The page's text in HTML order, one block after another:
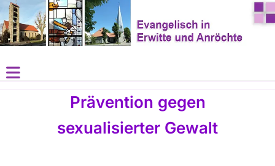
Prävention gegen
sexualisierter Gewalt